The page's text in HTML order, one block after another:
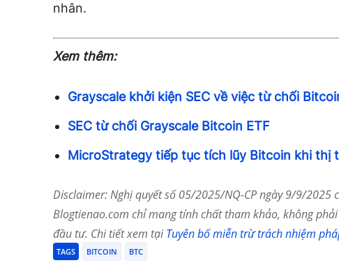
nhân.
Xem thêm:
Grayscale khởi kiện SEC về việc từ chối
SEC từ chối Grayscale Bitcoin ETF
MicroStrategy tiếp tục tích lũy Bitcoin khi thị
Disclaimer: Nghị quyết số 05/2025/NQ-CP ngày 9/9/2025
Blogtienao.com chỉ mang tính chất tham khảo, không
đầu tư. Chi tiết xem tạiTuyên bố miễn trừ trách nhiệm
TAGS BITCOIN BTC